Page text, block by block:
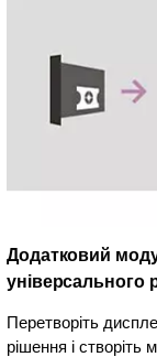
Додатковий
універсального
Перетворіть
рішення і